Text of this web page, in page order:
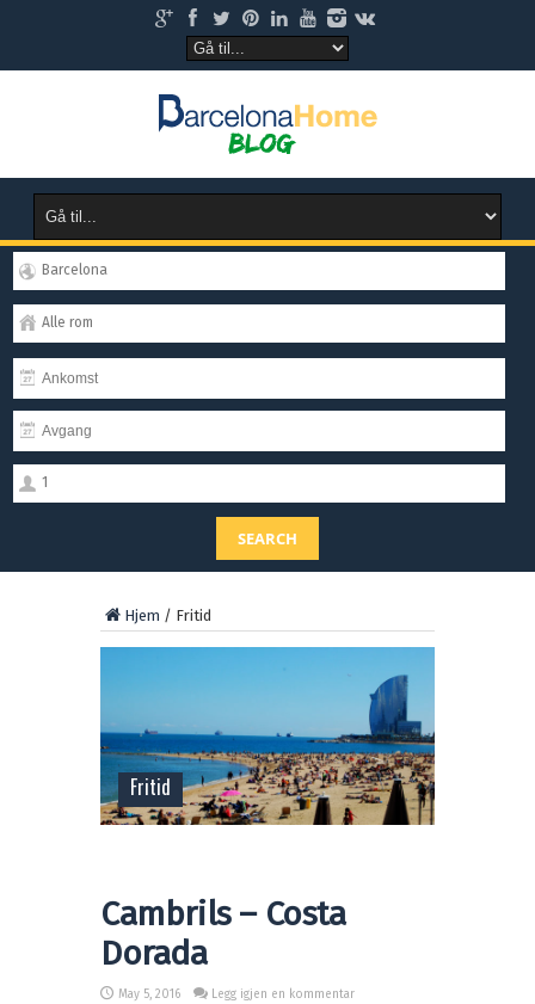
Barcelona
Alle rom
1
SEARCH
Hjem / Fritid
Fritid
Cambrils – Costa
Dorada
May 5, 2016
Legg igjen en kommentar